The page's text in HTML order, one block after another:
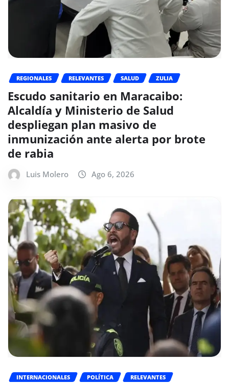
REGIONALES RELEVANTES SALUD ZULIA
Escudo sanitario en Maracaibo:
Alcaldía y Ministerio de Salud
despliegan plan masivo de
inmunización ante alerta por brote
de rabia
Luis Molero Ago 6, 2026
INTERNACIONALES POLÍTICA RELEVANTES